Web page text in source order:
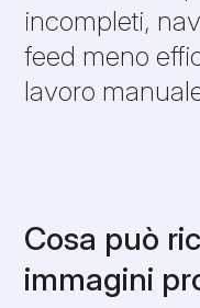
incompleti,
feed meno
lavoro
Cosa può
immagini